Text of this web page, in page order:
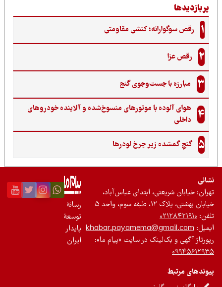
رقص سوگوارانه؛ کنشی مقاومتی
رقص عزا
مبارزه با جست‌وجوی گنج‌
هوای آلوده با موتورهای منسوخ‌شده و آلاینده خودروهای
داخلی
گنجِ گمشده زیر چرخ لودرها
خیابان شریعتی، ابتدای عباس‌آباد،
بهشتی، پلاک ۱۲، طبقه سوم، واحد ۵
۰۲۱۲۸۴۲۱۹۱۰
khabar.payamema@gmail.com
آگهی و بک‌لینک در سایت «پیام ما»:
مرتبط
رسانۀ
توسعۀ
پایدار
ایران